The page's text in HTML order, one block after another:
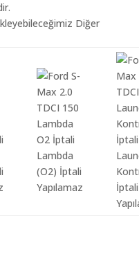
Diğer
Lambda
(O2) İptali
Yapılamaz
İptali